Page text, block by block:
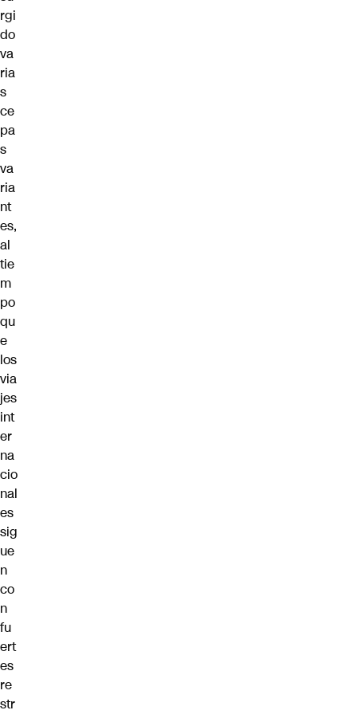
rgi
do
va
ria
s
ce
pa
s
va
ria
nt
es,
al
tie
m
po
qu
e
los
via
jes
int
er
na
cio
nal
es
sig
ue
n
co
n
fu
ert
es
re
str